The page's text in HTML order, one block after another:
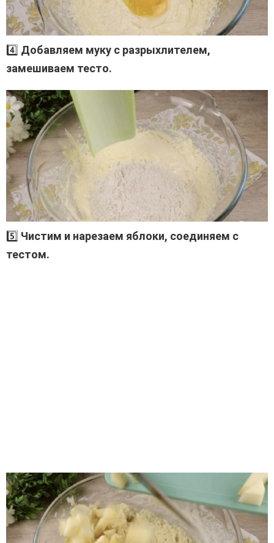
4️⃣ Добавляем муку с разрыхлителем,
замешиваем тесто.
5️⃣ Чистим и нарезаем яблоки, соединяем с
тестом.